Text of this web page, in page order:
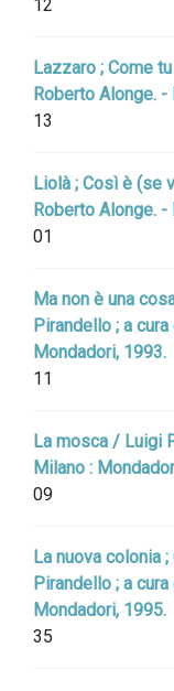
12
Lazzaro ; Come
Roberto Alonge.
13
Liolà ; Così è (se
Roberto Alonge.
01
Ma non è una
Pirandello ; a
Mondadori, 1993.
11
La mosca / Luigi
Milano :
09
La nuova colonia
Pirandello ; a
Mondadori, 1995.
35